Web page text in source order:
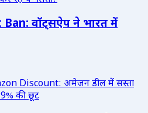
वॉट्सऐप ने भारत में